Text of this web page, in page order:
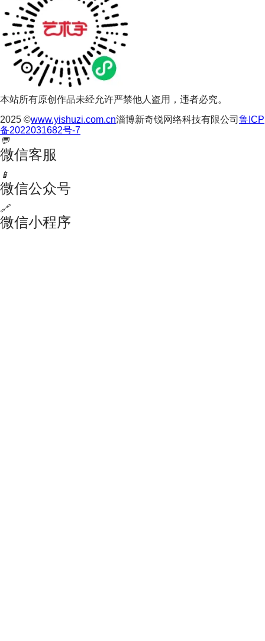
本站所有原创作品未经允许严禁他人盗用，违者必究。
2025 ©www.yishuzi.com.cn淄博新奇锐网络科技有限公司 鲁ICP
备2022031682号-7
💬
微信客服
📱
微信公众号
🔗
微信小程序